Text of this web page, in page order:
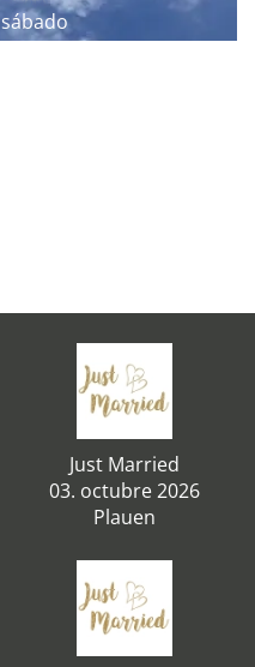
sábado
Just Married
03. octubre 2026
Plauen